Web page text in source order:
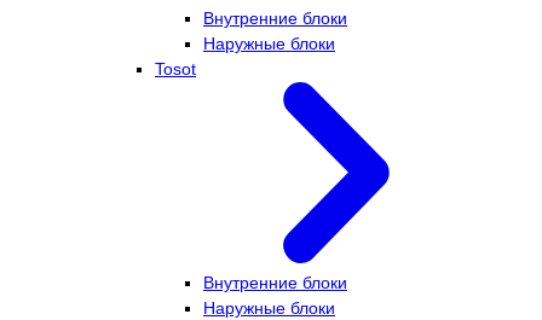
Внутренние блоки
Наружные блоки
Tosot
Внутренние блоки
Наружные блоки